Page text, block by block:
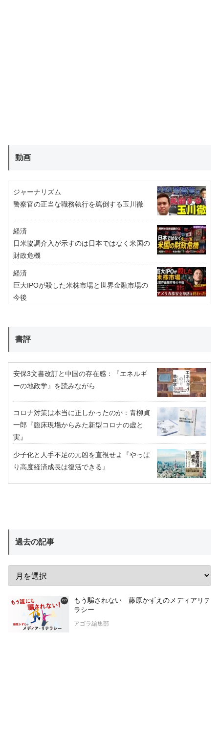
動画
ジャーナリズム
警察官の正当な職務執行を罵倒する玉川徹
経済
日米協調介入が示すのは日本ではなく米国の
財政危機
経済
巨大IPOが殺した米株市場と世界金融市場の
今後
書評
安保3文書改訂と中国の存在感：『エネルギ
ーの地政学』を読みながら
コロナ対策は本当に正しかったのか：青柳貞
一郎『臨床現場からみた新型コロナの虚と
実』
少子化と人手不足の元凶を直視せよ『やっぱ
り高度経済成長は復活できる』
過去の記事
もう騙されない 藤原かずえのメディアリテ
ラシー
アゴラ編集部